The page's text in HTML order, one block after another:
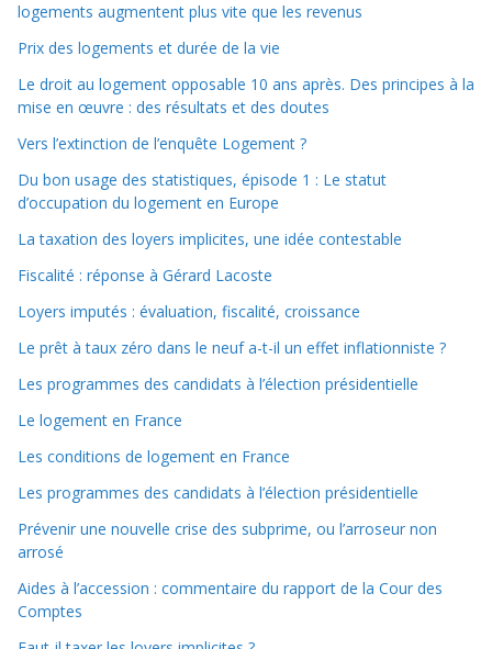
logements augmentent plus vite que les revenus
Prix des logements et durée de la vie
Le droit au logement opposable 10 ans après. Des principes à la
mise en œuvre : des résultats et des doutes
Vers l’extinction de l’enquête Logement ?
Du bon usage des statistiques, épisode 1 : Le statut
d’occupation du logement en Europe
La taxation des loyers implicites, une idée contestable
Fiscalité : réponse à Gérard Lacoste
Loyers imputés : évaluation, fiscalité, croissance
Le prêt à taux zéro dans le neuf a-t-il un effet inflationniste ?
Les programmes des candidats à l’élection présidentielle
Le logement en France
Les conditions de logement en France
Les programmes des candidats à l’élection présidentielle
Prévenir une nouvelle crise des subprime, ou l’arroseur non
arrosé
Aides à l’accession : commentaire du rapport de la Cour des
Comptes